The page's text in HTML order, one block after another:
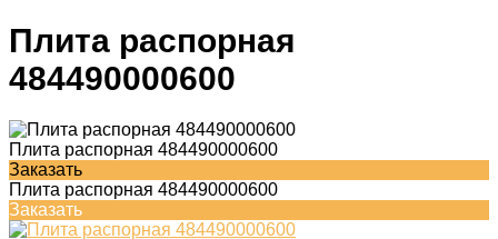
Плита распорная
484490000600
Плита распорная 484490000600
Заказать
Плита распорная 484490000600
Заказать